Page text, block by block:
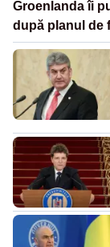
Groenlanda îi
după planul de